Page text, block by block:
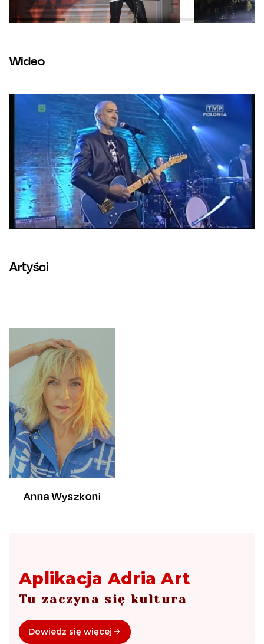
Wideo
Artyści
Anna Wyszkoni
Aplikacja Adria Art
Tu zaczyna się kultura
Dowiedz się więcej